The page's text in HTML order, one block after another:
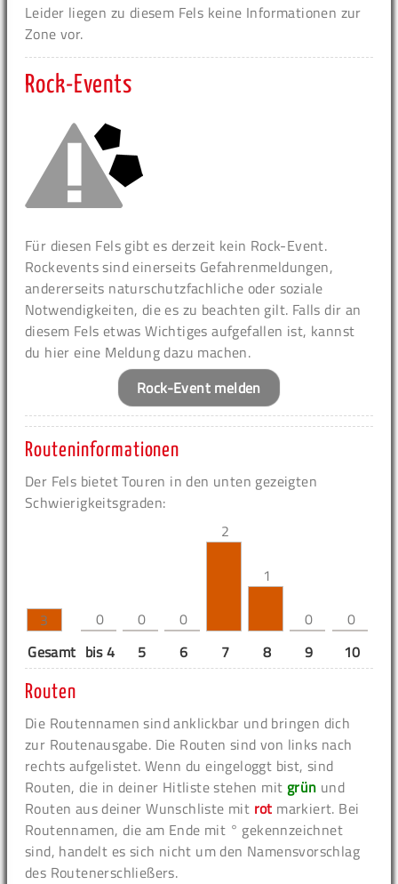
Leider liegen zu diesem Fels keine Informationen zur
Zone vor.
Rock-Events
Für diesen Fels gibt es derzeit kein Rock-Event.
Rockevents sind einerseits Gefahrenmeldungen,
andererseits naturschutzfachliche oder soziale
Notwendigkeiten, die es zu beachten gilt. Falls dir an
diesem Fels etwas Wichtiges aufgefallen ist, kannst
du hier eine Meldung dazu machen.
Rock-Event melden
Routeninformationen
Der Fels bietet Touren in den unten gezeigten
Schwierigkeitsgraden:
3 0 0 0
2
1
0 0
Gesamt bis 4 5 6 7 8 9 10
Routen
Die Routennamen sind anklickbar und bringen dich
zur Routenausgabe. Die Routen sind von links nach
rechts aufgelistet. Wenn du eingeloggt bist, sind
Routen, die in deiner Hitliste stehen mit grün und
Routen aus deiner Wunschliste mit rot markiert. Bei
Routennamen, die am Ende mit ° gekennzeichnet
sind, handelt es sich nicht um den Namensvorschlag
des Routenerschließers.